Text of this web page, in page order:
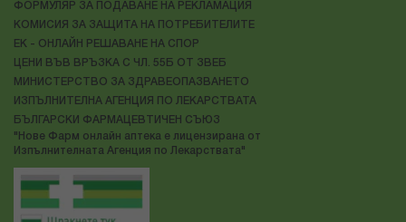
ФОРМУЛЯР ЗА ПОДАВАНЕ НА РЕКЛАМАЦИЯ
КОМИСИЯ ЗА ЗАЩИТА НА ПОТРЕБИТЕЛИТЕ
ЕК - ОНЛАЙН РЕШАВАНЕ НА СПОР
ЦЕНИ ВЪВ ВРЪЗКА С ЧЛ. 55Б ОТ ЗВЕБ
МИНИСТЕРСТВО ЗА ЗДРАВЕОПАЗВАНЕТО
ИЗПЪЛНИТЕЛНА АГЕНЦИЯ ПО ЛЕКАРСТВАТА
БЪЛГАРСКИ ФАРМАЦЕВТИЧЕН СЪЮЗ
"Нове Фарм онлайн аптека е лицензирана от
Изпълнителната Агенция по Лекарствата"